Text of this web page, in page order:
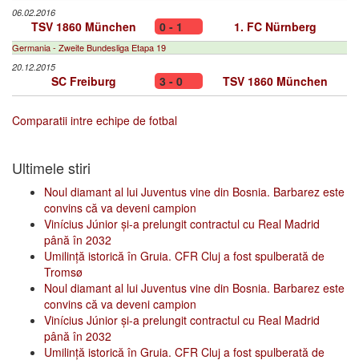
06.02.2016
TSV 1860 München 0 - 1 1. FC Nürnberg
Germania - Zweite Bundesliga Etapa 19
20.12.2015
SC Freiburg 3 - 0 TSV 1860 München
Comparatii intre echipe de fotbal
Ultimele stiri
Noul diamant al lui Juventus vine din Bosnia. Barbarez este
convins că va deveni campion
Vinícius Júnior și-a prelungit contractul cu Real Madrid
până în 2032
Umilință istorică în Gruia. CFR Cluj a fost spulberată de
Tromsø
Noul diamant al lui Juventus vine din Bosnia. Barbarez este
convins că va deveni campion
Vinícius Júnior și-a prelungit contractul cu Real Madrid
până în 2032
Umilință istorică în Gruia. CFR Cluj a fost spulberată de